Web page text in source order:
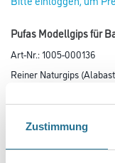
Zustimmung
Pufas Modellgips für
Art-Nr.:1005-000136
Reiner Naturgips